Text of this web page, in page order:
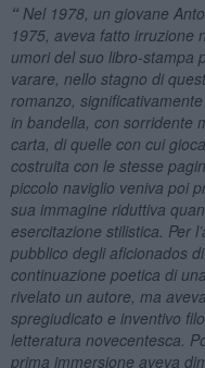
“Nel 1978, un giovane
1975, aveva fatto irruzione
umori del suo libro-stampa
varare, nello stagno di
romanzo,
in bandella, con sorridente
carta, di quelle con cui
costruita con le stesse
piccolo naviglio veniva poi
sua immagine riduttiva
esercitazione stilistica. Per
pubblico degli aficionados
continuazione poetica di
rivelato un autore, ma
spregiudicato e inventivo
letteratura novecentesca.
prima immersione aveva